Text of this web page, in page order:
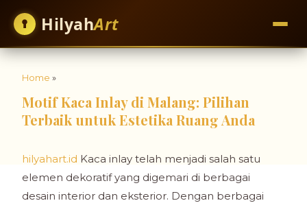
HilyahArt
Home »
Motif Kaca Inlay di Malang: Pilihan
Terbaik untuk Estetika Ruang Anda
hilyahart.id Kaca inlay telah menjadi salah satu
elemen dekoratif yang digemari di berbagai
desain interior dan eksterior. Dengan berbagai